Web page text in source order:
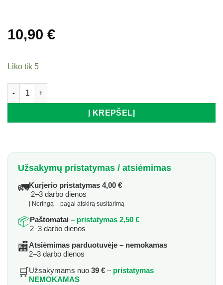
10,90 €
Liko tik 5
produkto kiekis: Dušo užuolaida ir vonios kilimėlis
Į KREPŠELĮ
Užsakymų pristatymas / atsiėmimas
🚛Kurjerio pristatymas 4,00 €
2–3 darbo dienos
Į Neringą – pagal atskirą susitarimą
📦 Paštomatai – pristatymas 2,50 €
2–3 darbo dienos
🏬Atsiėmimas parduotuvėje – nemokamas
2–3 darbo dienos
🛒 Užsakymams nuo 39 € – pristatymas
NEMOKAMAS